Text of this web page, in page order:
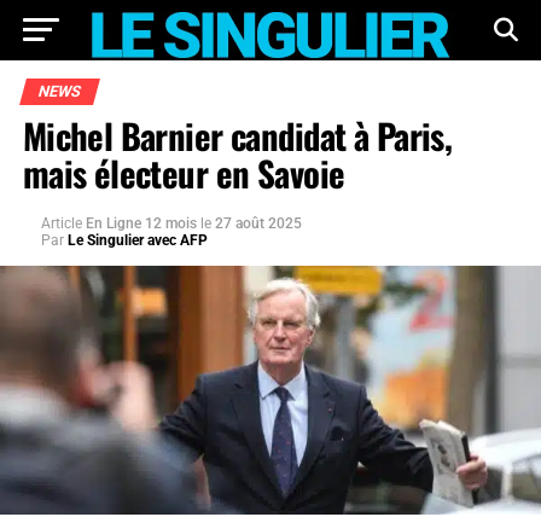
NEWS
Michel Barnier candidat à Paris,
mais électeur en Savoie
Article En Ligne 12 mois le 27 août 2025
Par Le Singulier avec AFP